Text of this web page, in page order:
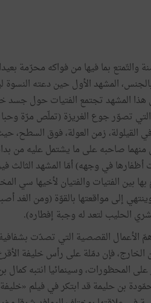
والتّمتع بما فيها من فواكه محرّمة بعيدا
المشهد الأول حيندعته النسوة
هذا المشهد تجتمع الفتيات حول جسد
التي تصوّرجوع الغريزة (تملّص مرّة وحبا
في القيلولة، زمن العولة، فوق السطح،
منهما صاحبه على ما يشتمل عليه من
أظفارها في وجهه)أمّا المشهد الثالث
بها بين الفتيات والفتيان لأخيها سي
إلى مواقعتها بالقوّة (ومن الغد
الحليب لتعد له وجبة إفطاره).
الأعمال القصصية التي تصدّت بشفافية
الخارج، فإندمّلة على رأس خليفة
على المحظورات، وسينمائيا انتبهكمال
بن حليمة قد ابتكرفي فيلم «خليفة